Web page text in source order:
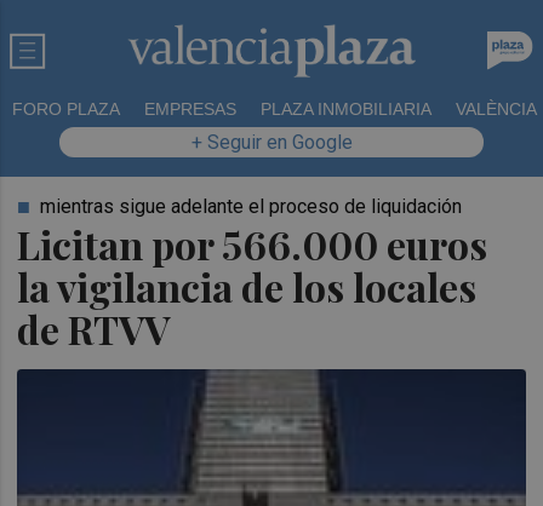
FORO PLAZA EMPRESAS PLAZA INMOBILIARIA VALÈNCIA
+ Seguir en Google
Licitan por 566.000 euros
la vigilancia de los locales
de RTVV
mientras sigue adelante el proceso de liquidación